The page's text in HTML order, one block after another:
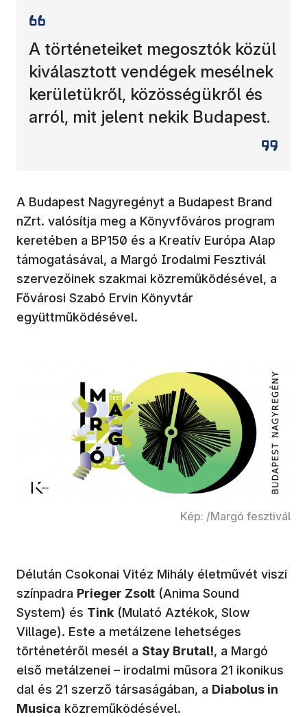
A történeteiket megosztók közül
kiválasztott vendégek mesélnek
kerületükről, közösségükről és
arról, mit jelent nekik Budapest.
A Budapest Nagyregényt a Budapest Brand
nZrt. valósítja meg a Könyvfőváros program
keretében a BP150 és a Kreatív Európa Alap
támogatásával, a Margó Irodalmi Fesztivál
szervezőinek szakmai közreműködésével, a
Fővárosi Szabó Ervin Könyvtár
együttműködésével.
Kép: /Margó fesztivál
Délután Csokonai Vitéz Mihály életművét viszi
színpadra Prieger Zsolt (Anima Sound
System) és Tink (Mulató Aztékok, Slow
Village). Este a metálzene lehetséges
történetéről mesél a Stay Brutal!, a Margó
első metálzenei – irodalmi műsora 21 ikonikus
dal és 21 szerző társaságában, a Diabolus in
Musica közreműködésével.